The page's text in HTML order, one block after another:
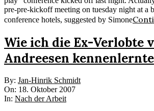
pre-pre-kickoff meeting on tuesday night at a
conference hotels, suggested by Simone
Wie ich die Ex-Verlobte
Andreesen kennenlernte
2007-
10-
18
By: Jan-Hinrik Schmidt
On: 18. Oktober 2007
In: Nach der Arbeit